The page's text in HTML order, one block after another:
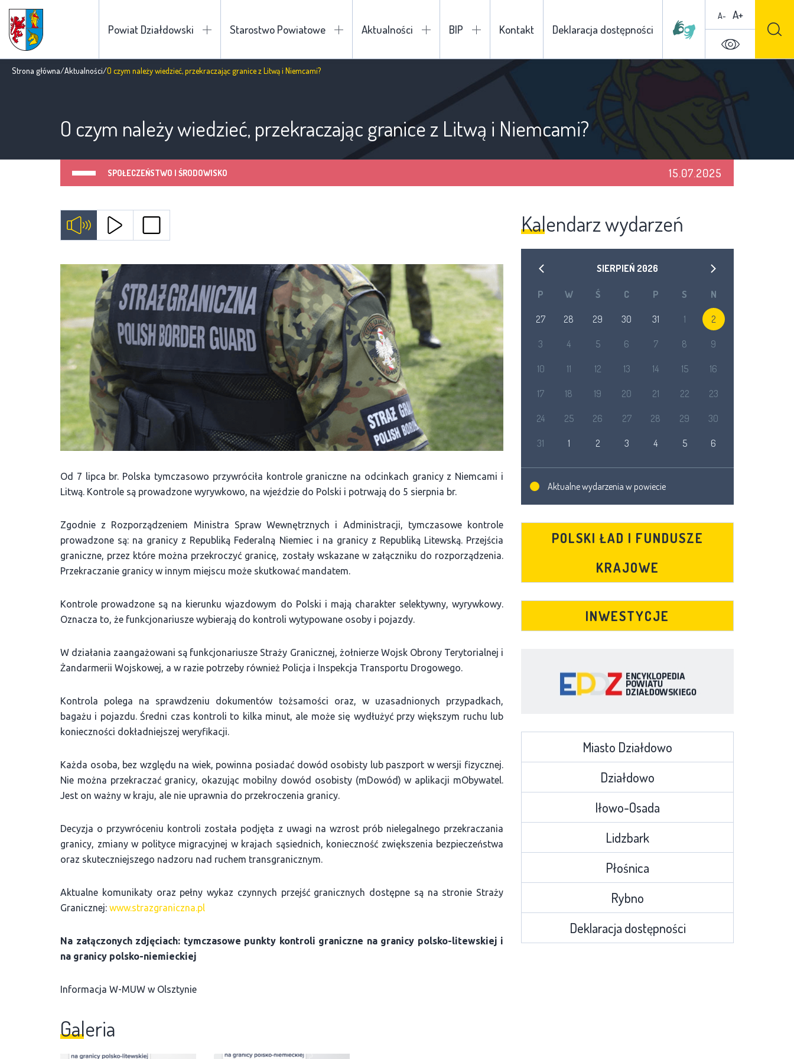
Powiat Działdowski Starostwo Powiatowe Aktualności BIP Kontakt Deklaracja dostępności
A- A+
Strona główna/Aktualności/O czym należy wiedzieć, przekraczając granice z Litwą i Niemcami?
O czym należy wiedzieć, przekraczając granice z Litwą i Niemcami?
SPOŁECZEŃSTWO I ŚRODOWISKO 15.07.2025
Od 7 lipca br. Polska tymczasowo przywróciła kontrole graniczne na odcinkach granicy z Niemcami i
Litwą. Kontrole są prowadzone wyrywkowo, na wjeździe do Polski i potrwają do 5 sierpnia br.
Zgodnie z Rozporządzeniem Ministra Spraw Wewnętrznych i Administracji, tymczasowe kontrole
prowadzone są: na granicy z Republiką Federalną Niemiec i na granicy z Republiką Litewską. Przejścia
graniczne, przez które można przekroczyć granicę, zostały wskazane w załączniku do rozporządzenia.
Przekraczanie granicy w innym miejscu może skutkować mandatem.
Kontrole prowadzone są na kierunku wjazdowym do Polski i mają charakter selektywny, wyrywkowy.
Oznacza to, że funkcjonariusze wybierają do kontroli wytypowane osoby i pojazdy.
W działania zaangażowani są funkcjonariusze Straży Granicznej, żołnierze Wojsk Obrony Terytorialnej i
Żandarmerii Wojskowej, a w razie potrzeby również Policja i Inspekcja Transportu Drogowego.
Kontrola polega na sprawdzeniu dokumentów tożsamości oraz, w uzasadnionych przypadkach,
bagażu i pojazdu. Średni czas kontroli to kilka minut, ale może się wydłużyć przy większym ruchu lub
konieczności dokładniejszej weryfikacji.
Każda osoba, bez względu na wiek, powinna posiadać dowód osobisty lub paszport w wersji fizycznej.
Nie można przekraczać granicy, okazując mobilny dowód osobisty (mDowód) w aplikacji mObywatel.
Jest on ważny w kraju, ale nie uprawnia do przekroczenia granicy.
Decyzja o przywróceniu kontroli została podjęta z uwagi na wzrost prób nielegalnego przekraczania
granicy, zmiany w polityce migracyjnej w krajach sąsiednich, konieczność zwiększenia bezpieczeństwa
oraz skuteczniejszego nadzoru nad ruchem transgranicznym.
Aktualne komunikaty oraz pełny wykaz czynnych przejść granicznych dostępne są na stronie Straży
Granicznej: www.strazgraniczna.pl
Na załączonych zdjęciach: tymczasowe punkty kontroli graniczne na granicy polsko-litewskiej i
na granicy polsko-niemieckiej
Informacja W-MUW w Olsztynie
Galeria
Kalendarz wydarzeń
SIERPIEŃ 2026
P W Ś C P S N
27 28 29 30 31 1 2
3 4 5 6 7 8 9
10 11 12 13 14 15 16
17 18 19 20 21 22 23
24 25 26 27 28 29 30
31 1 2 3 4 5 6
Aktualne wydarzenia w powiecie
POLSKI ŁAD I FUNDUSZE
KRAJOWE
INWESTYCJE
Miasto Działdowo
Działdowo
Iłowo-Osada
Lidzbark
Płośnica
Rybno
Deklaracja dostępności